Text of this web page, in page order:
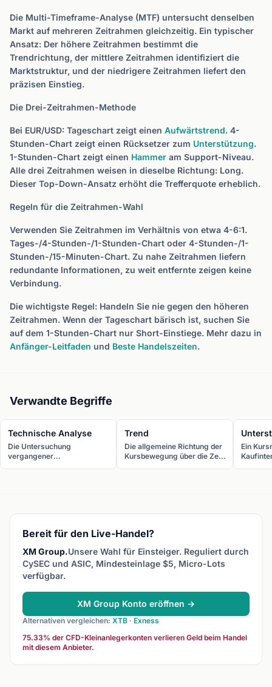
Die Multi-Timeframe-Analyse (MTF) untersucht denselben
Markt auf mehreren Zeitrahmen gleichzeitig. Ein typischer
Ansatz: Der höhere Zeitrahmen bestimmt die
Trendrichtung, der mittlere Zeitrahmen identifiziert die
Marktstruktur, und der niedrigere Zeitrahmen liefert den
präzisen Einstieg.
Die Drei-Zeitrahmen-Methode
Bei EUR/USD: Tageschart zeigt einen Aufwärtstrend. 4-
Stunden-Chart zeigt einen Rücksetzer zum Unterstützung.
1-Stunden-Chart zeigt einen Hammer am Support-Niveau.
Alle drei Zeitrahmen weisen in dieselbe Richtung: Long.
Dieser Top-Down-Ansatz erhöht die Trefferquote erheblich.
Regeln für die Zeitrahmen-Wahl
Verwenden Sie Zeitrahmen im Verhältnis von etwa 4-6:1.
Tages-/4-Stunden-/1-Stunden-Chart oder 4-Stunden-/1-
Stunden-/15-Minuten-Chart. Zu nahe Zeitrahmen liefern
redundante Informationen, zu weit entfernte zeigen keine
Verbindung.
Die wichtigste Regel: Handeln Sie nie gegen den höheren
Zeitrahmen. Wenn der Tageschart bärisch ist, suchen Sie
auf dem 1-Stunden-Chart nur Short-Einstiege. Mehr dazu in
Anfänger-Leitfaden und Beste Handelszeiten.
Verwandte Begriffe
Technische Analyse
Die Untersuchung
vergangener
Analysten verwenden
Indikatoren statt
Fundamentaldaten.
Trend
Die allgemeine Richtung der
Kursbewegung über die Zeit.
Ein
Bereit für den Live-Handel?
XM Group.Unsere Wahl für Einsteiger. Reguliert durch
CySEC und ASIC, Mindesteinlage $5, Micro-Lots
verfügbar.
XM Group Konto eröffnen →
Alternativen vergleichen: XTB · Exness
75.33% der CFD-Kleinanlegerkonten verlieren Geld beim Handel
mit diesem Anbieter.